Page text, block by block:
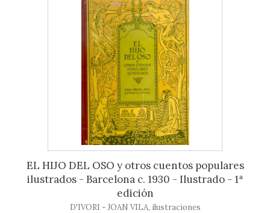
EL HIJO DEL OSO y otros cuentos populares
ilustrados - Barcelona c. 1930 - Ilustrado - 1ª
edición
D'IVORI - JOAN VILA, ilustraciones